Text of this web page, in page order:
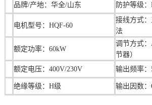
品牌/产地：华全/山东 防护等级：
电机型号：HQF-60
接线方式
法
额定功率：60kW
调节方式
节器）
额定电压：400V/230V
输出频率：
绝缘等级：H级 输出因数：